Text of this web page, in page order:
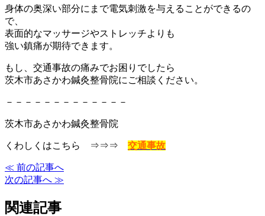
身体の奥深い部分にまで電気刺激を与えることができるの
で、
表面的なマッサージやストレッチよりも
強い鎮痛が期待できます。
もし、交通事故の痛みでお困りでしたら
茨木市あさかわ鍼灸整骨院にご相談ください。
－－－－－－－－－－－－－
茨木市あさかわ鍼灸整骨院
くわしくはこちら ⇒⇒⇒ 交通事故
≪ 前の記事へ
次の記事へ ≫
関連記事